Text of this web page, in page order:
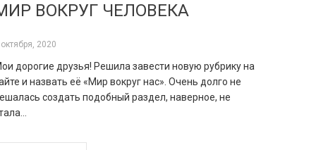
ВОКРУГ ЧЕЛОВЕКА
2020
дорогие друзья! Решила завести новую рубрику на
и назвать её «Мир вокруг нас». Очень долго не
создать подобный раздел, наверное, не